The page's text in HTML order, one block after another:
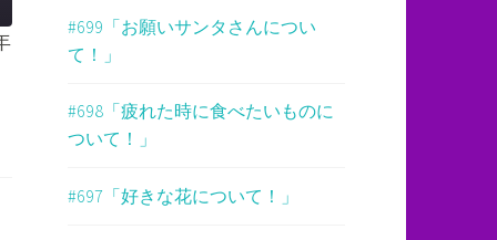
#699「お願いサンタさんについ
て！」
#698「疲れた時に食べたいものに
ついて！」
#697「好きな花について！」